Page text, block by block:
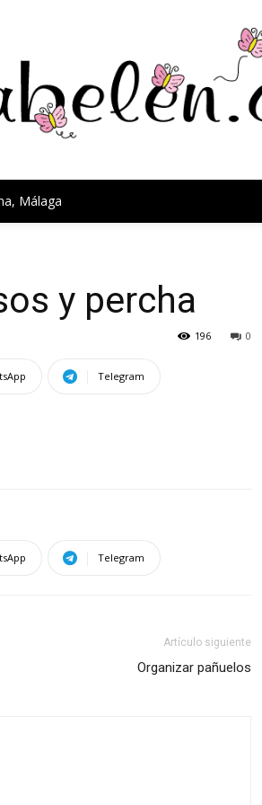
Málaga
y percha
0
196
Telegram
Telegram
Artículo siguiente
Organizar pañuelos